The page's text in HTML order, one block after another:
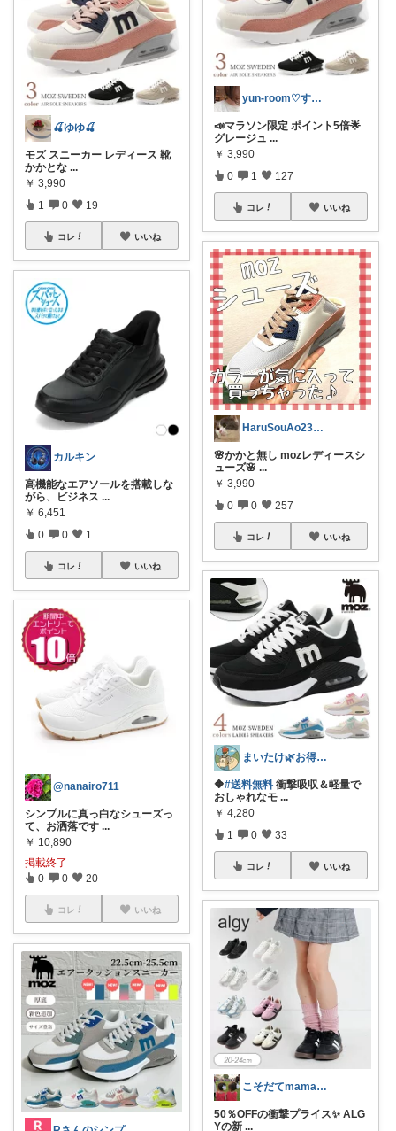
🍒ゆゆ🍒
モズ スニーカー レディース 靴
かかとな ...
￥ 3,990
1 0 19
コレ いいね
カルキン
高機能なエアソールを搭載しな
がら、ビジネス ...
￥ 6,451
0 0 1
コレ いいね
@nanairo711
シンプルに真っ白なシューズっ
て、お洒落です ...
￥ 10,890
掲載終了
0 0 20
コレ いいね
yun-room♡すきの輪を広げよう♡
📣マラソン限定 ポイント5倍🌟
グレージュ ...
￥ 3,990
0 1 127
コレ いいね
HaruSouAo23日ありがとう！🌸
🌸かかと無し mozレディースシ
ューズ🌸 ...
￥ 3,990
0 0 257
コレ いいね
まいたけ🌿お得｜おしゃれ｜👦のママ
🔶#送料無料 衝撃吸収＆軽量で
おしゃれなモ ...
￥ 4,280
1 0 33
コレ いいね
こそだてmamaセレクト
50％OFFの衝撃プライス✨ ALG
Yの新 ...